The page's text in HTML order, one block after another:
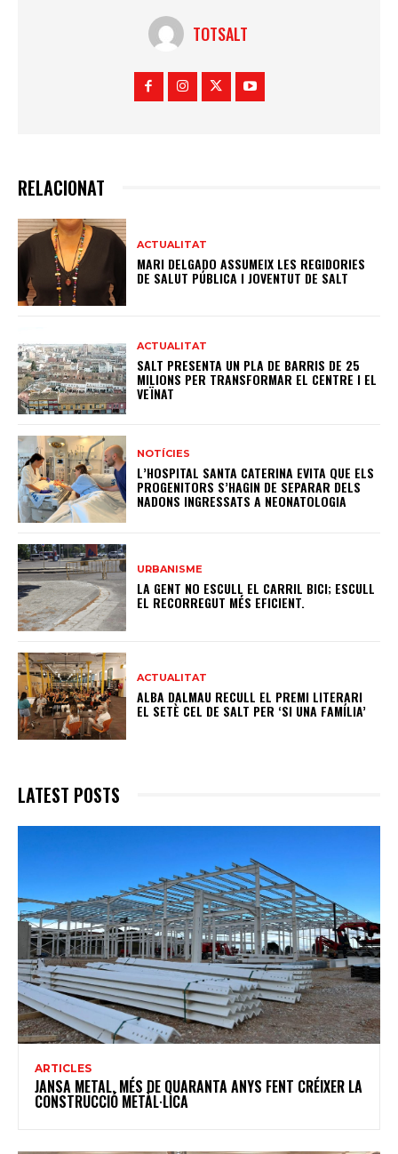
TOTSALT
RELACIONAT
ACTUALITAT
MARI DELGADO ASSUMEIX LES REGIDORIES
DE SALUT PÚBLICA I JOVENTUT DE SALT
ACTUALITAT
SALT PRESENTA UN PLA DE BARRIS DE 25
MILIONS PER TRANSFORMAR EL CENTRE I EL
VEÏNAT
NOTÍCIES
L’HOSPITAL SANTA CATERINA EVITA QUE ELS
PROGENITORS S’HAGIN DE SEPARAR DELS
NADONS INGRESSATS A NEONATOLOGIA
URBANISME
LA GENT NO ESCULL EL CARRIL BICI; ESCULL
EL RECORREGUT MÉS EFICIENT.
ACTUALITAT
ALBA DALMAU RECULL EL PREMI LITERARI
EL SETÈ CEL DE SALT PER ‘SI UNA FAMÍLIA’
LATEST POSTS
ARTICLES
JANSA METAL, MÉS DE QUARANTA ANYS FENT CRÉIXER LA
CONSTRUCCIÓ METÀL·LICA